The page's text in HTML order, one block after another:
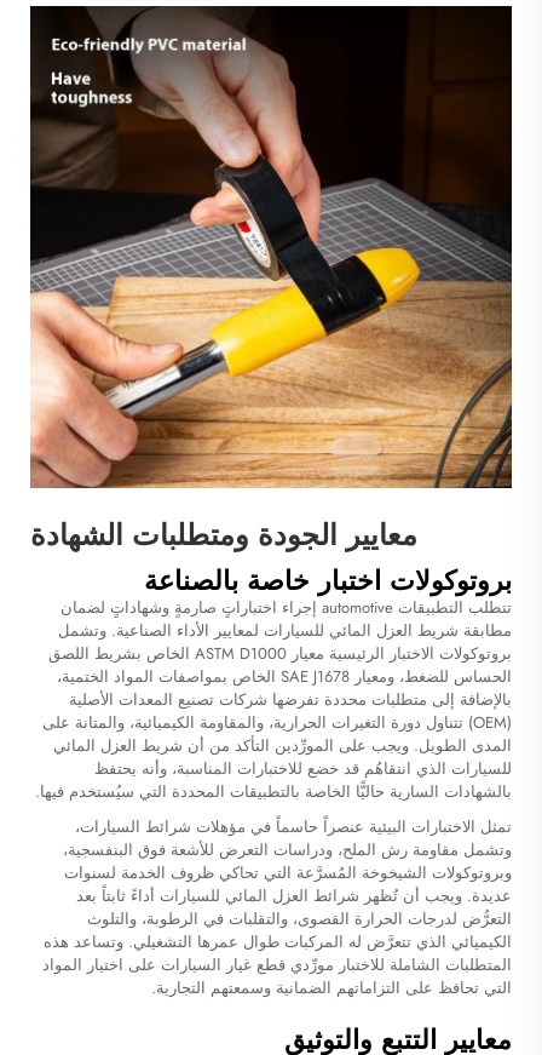
معايير الجودة ومتطلبات الشهادة
بروتوكولات اختبار خاصة بالصناعة
تتطلب التطبيقات automotive إجراء اختباراتٍ صارمةٍ وشهاداتٍ لضمان
مطابقة شريط العزل المائي للسيارات لمعايير الأداء الصناعية. وتشمل
بروتوكولات الاختبار الرئيسية معيار ASTM D1000 الخاص بشريط اللصق
الحساس للضغط، ومعيار SAE J1678 الخاص بمواصفات المواد الختمية،
بالإضافة إلى متطلبات محددة تفرضها شركات تصنيع المعدات الأصلية
(OEM) تتناول دورة التغيرات الحرارية، والمقاومة الكيميائية، والمتانة على
المدى الطويل. ويجب على المورِّدين التأكد من أن شريط العزل المائي
للسيارات الذي انتقاهُم قد خضع للاختبارات المناسبة، وأنه يحتفظ
بالشهادات السارية حاليًّا الخاصة بالتطبيقات المحددة التي سيُستخدم فيها.
تمثل الاختبارات البيئية عنصراً حاسماً في مؤهلات شرائط السيارات،
وتشمل مقاومة رش الملح، ودراسات التعرض للأشعة فوق البنفسجية،
وبروتوكولات الشيخوخة المُسرَّعة التي تحاكي ظروف الخدمة لسنوات
عديدة. ويجب أن تُظهر شرائط العزل المائي للسيارات أداءً ثابتاً بعد
التعرُّض لدرجات الحرارة القصوى، والتقلبات في الرطوبة، والتلوث
الكيميائي الذي تتعرَّض له المركبات طوال عمرها التشغيلي. وتساعد هذه
المتطلبات الشاملة للاختبار مورِّدي قطع غيار السيارات على اختيار المواد
التي تحافظ على التزاماتهم الضمانية وسمعتهم التجارية.
معايير التتبع والتوثيق